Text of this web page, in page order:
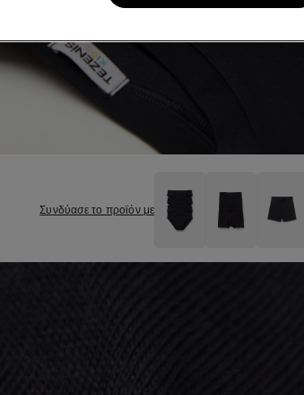
Συνδύασε το προϊόν με